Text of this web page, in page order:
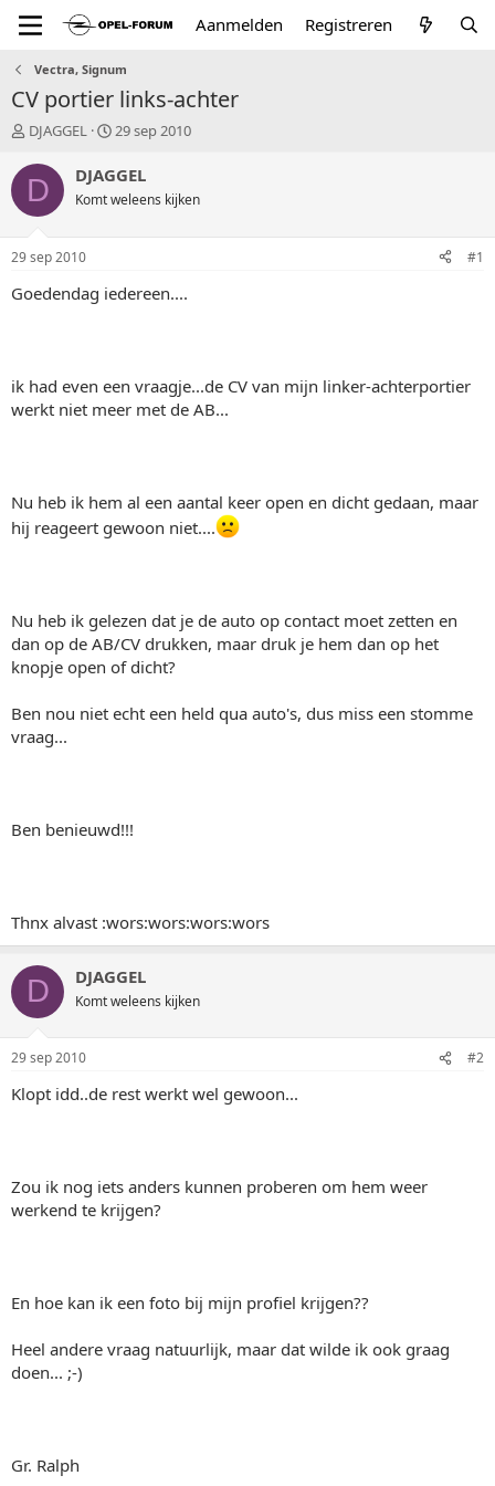
Aanmelden Registreren
Vectra, Signum
CV portier links-achter
T
p
a
r
DJAGGEL
S
a
t
u
29 sep 2010
D DJAGGEL
Komt weleens kijken
29 sep 2010 #1
Goedendag iedereen....
ik had even een vraagje...de CV van mijn linker-achterportier
werkt niet meer met de AB...
Nu heb ik hem al een aantal keer open en dicht gedaan, maar
hij reageert gewoon niet....
Nu heb ik gelezen dat je de auto op contact moet zetten en
dan op de AB/CV drukken, maar druk je hem dan op het
knopje open of dicht?
Ben nou niet echt een held qua auto's, dus miss een stomme
vraag...
Ben benieuwd!!!
Thnx alvast :wors:wors:wors:wors
D DJAGGEL
Komt weleens kijken
29 sep 2010 #2
Klopt idd..de rest werkt wel gewoon...
Zou ik nog iets anders kunnen proberen om hem weer
werkend te krijgen?
En hoe kan ik een foto bij mijn profiel krijgen??
Heel andere vraag natuurlijk, maar dat wilde ik ook graag
doen... ;-)
Gr. Ralph